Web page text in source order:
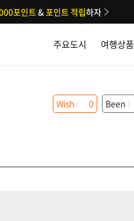
주요도시 여행상품
포인트&포인트 적립하자
Wish 0 Been